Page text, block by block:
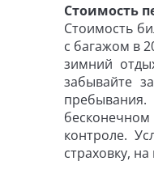
Стоимость
Стоимость
с багажом в
зимний
забывайте
контроле.
страховку,